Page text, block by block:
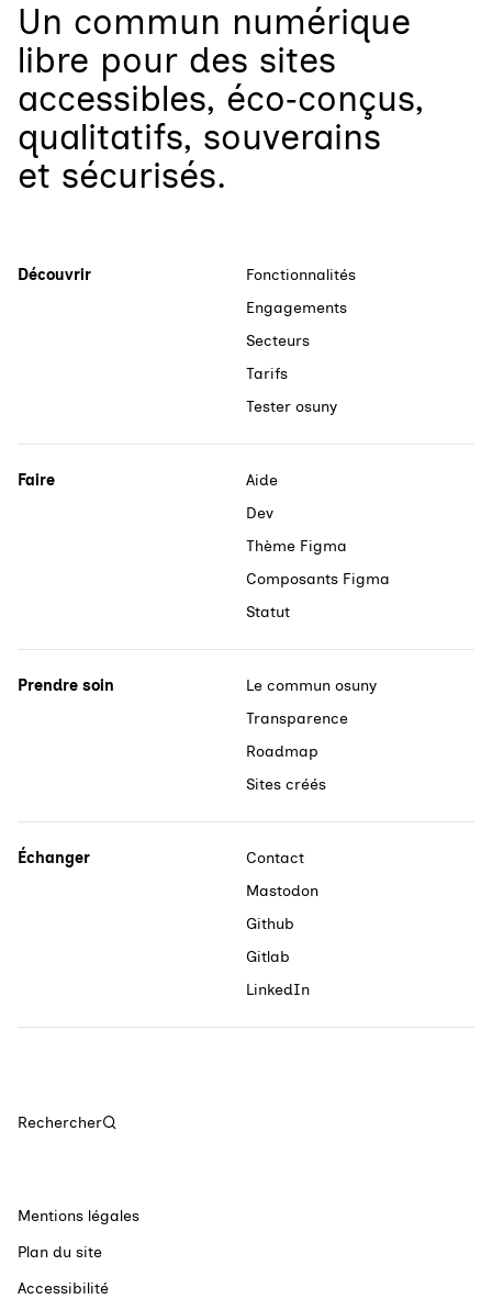
Un commun numérique
libre pour des sites
accessibles, éco‑conçus,
qualitatifs, souverains
et sécurisés.
Découvrir
Fonctionnalités
Engagements
Secteurs
Tarifs
Tester osuny
Faire
Aide
Dev
Thème Figma
Composants Figma
Statut
Prendre soin
Le commun osuny
Transparence
Roadmap
Sites créés
Échanger
Contact
Mastodon
Github
Gitlab
LinkedIn
Rechercher
Mentions légales
Plan du site
Accessibilité